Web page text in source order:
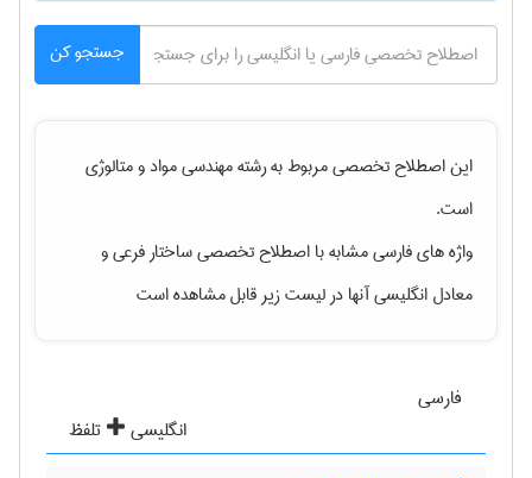
جستجو کن
این اصطلاح تخصصی مربوط به رشتهمهندسی مواد و متالوژی
است.
واژه های فارسی مشابه با اصطلاح تخصصیساختار فرعیو
معادل انگلیسی آنها در لیست زیر قابل مشاهده است
فارسی
انگلیسی
تلفظ